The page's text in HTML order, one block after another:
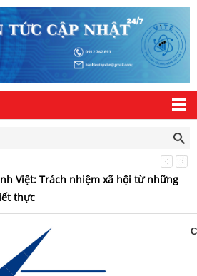
Việt: Trách nhiệm xã hội từ những
thực